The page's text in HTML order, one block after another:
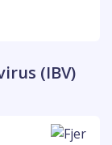
(IBV)